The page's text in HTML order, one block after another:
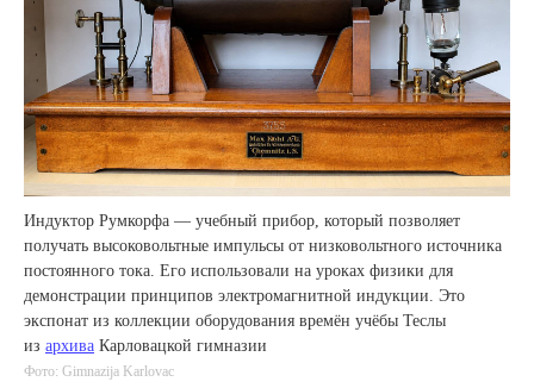
Индуктор Румкорфа — учебный прибор, который позволяет
получать высоковольтные импульсы от низковольтного источника
постоянного тока. Его использовали на уроках физики для
демонстрации принципов электромагнитной индукции. Это
экспонат из коллекции оборудования времён учёбы Теслы
из архива Карловацкой гимназии
Фото: Gimnazija Karlovac